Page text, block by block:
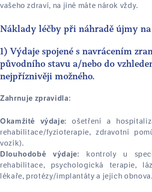
vašeho zdraví, na jiné máte nárok vždy.
Náklady léčby při náhradě újmy
1) Výdaje spojené s navrácením
původního stavu a/nebo do
nejpříznivěji možného.
Zahrnuje zpravidla:
Okamžité výdaje:
ošetření a
rehabilitace/fyzioterapie, zdravotní
vozík).
Dlouhodobé výdaje:
kontroly u
rehabilitace, psychologická terapie,
lékaře, protézy/implantáty a jejich obnova.